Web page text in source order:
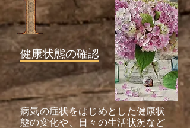
​健康状態の確認
病気の症状をはじめとした健康状
態の変化や、日々の生活状況など